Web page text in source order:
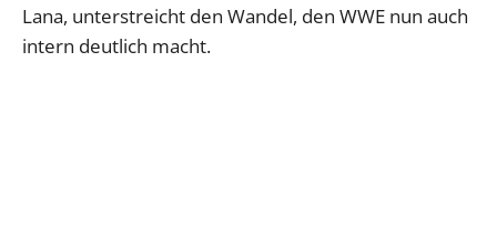
Lana, unterstreicht den Wandel, den WWE nun auch
intern deutlich macht.